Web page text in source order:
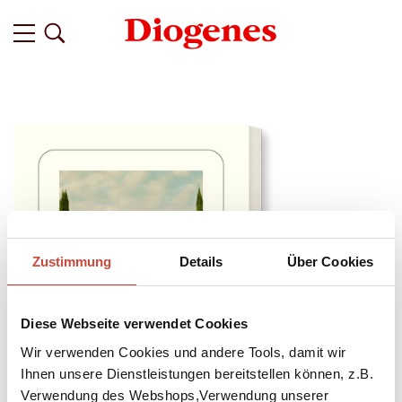
Zustimmung Details Über Cookies
Diese Webseite verwendet Cookies
Wir verwenden Cookies und andere Tools, damit wir
Ihnen unsere Dienstleistungen bereitstellen können, z.B.
Verwendung des Webshops,Verwendung unserer